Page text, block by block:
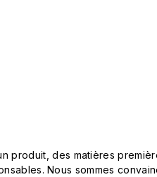
produit, des matières
Nous sommes